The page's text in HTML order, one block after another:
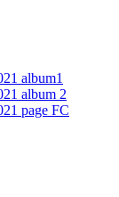
album1
album 2
page FC